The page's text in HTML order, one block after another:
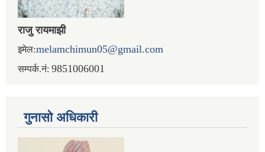
राजु रायमाझी
इमेल:melamchimun05@gmail.com
सम्पर्क.नं: 9851006001
गुनासो अधिकारी